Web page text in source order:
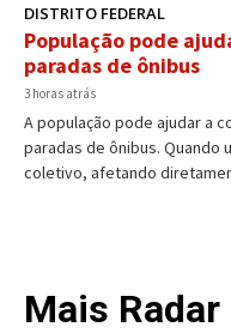
DISTRITO FEDERAL
População pode
paradas de ônibus
3 horas atrás
A população pode ajudar a
paradas de ônibus. Quando
coletivo, afetando
Mais Radar